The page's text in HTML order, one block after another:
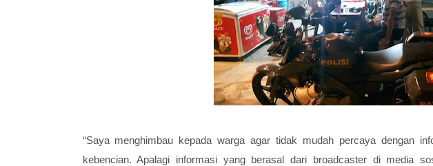
“Saya menghimbau kepada warga agar tidak mudah percaya dengan
kebencian. Apalagi informasi yang berasal dari broadcaster di media